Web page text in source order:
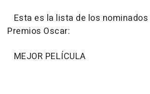
Esta es la lista de los
Premios Oscar:
MEJOR PELÍCULA